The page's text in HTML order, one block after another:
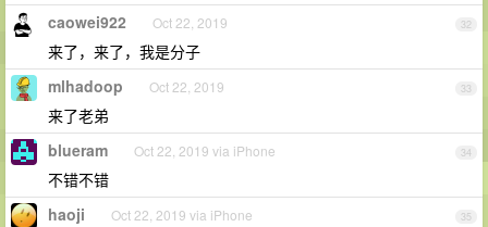
32
caowei922 Oct 22, 2019
来了，来了，我是分子
33
mlhadoop Oct 22, 2019
来了老弟
34
blueram Oct 22, 2019 via iPhone
不错不错
35
haoji Oct 22, 2019 via iPhone